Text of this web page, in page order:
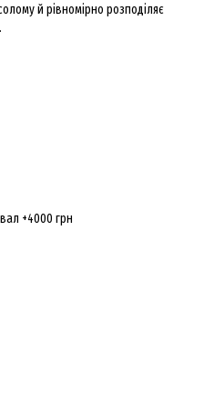
й рівномірно розподіляє
+4000 грн